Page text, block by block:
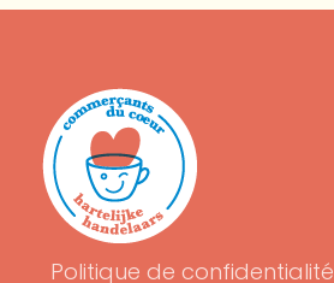
Politique de confidentialité